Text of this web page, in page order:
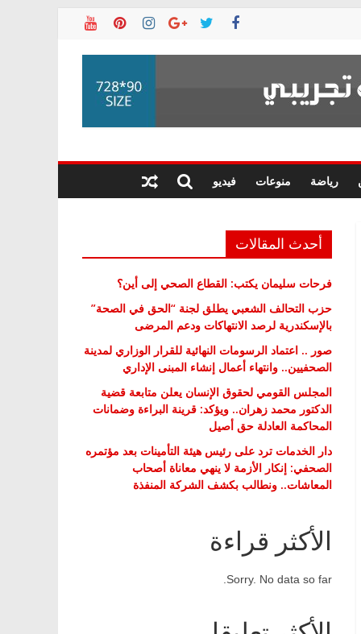
رياضة منوعات فيديو
أحدث المقالات
فرحات سليمان يكتب: القطاع الصحي إلى أين؟
حزب التحالف الشعبي يطلق لجنة “الحق في الصحة”
بالإسكندرية لرصد الانتهاكات ودعم المرضى
صور .. اعتماد الرسومات النهائية للقرار الوزاري لمدينة
الصحفيين.. وانتهاء أعمال إنشاء المبنى الإداري
المجلس القومي لحقوق الإنسان يعلن متابعة قضية
الدكتور محمد زهران.. ويؤكد: قرينة البراءة وضمانات
المحاكمة العادلة حق أصيل
دار الخدمات ترد على رئيس هيئة التأمينات بعد مؤتمره
الصحفي: إنكار الأزمة لا ينهي معاناة أصحاب
المعاشات.. ونطالب بكشف الشركة المنفذة
الأكثر قراءة
Sorry. No data so far.